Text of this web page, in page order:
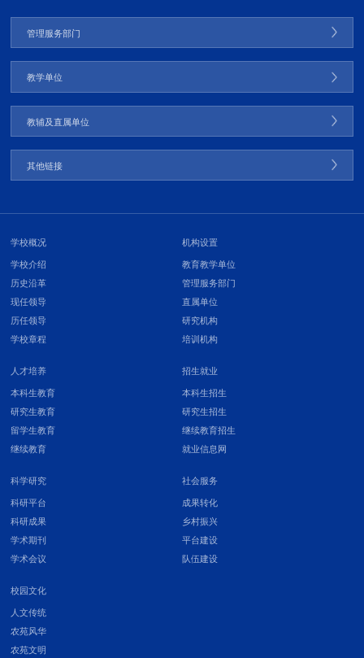
管理服务部门
教学单位
教辅及直属单位
其他链接
学校概况
学校介绍
历史沿革
现任领导
历任领导
学校章程
机构设置
教育教学单位
管理服务部门
直属单位
研究机构
培训机构
人才培养
本科生教育
研究生教育
留学生教育
继续教育
招生就业
本科生招生
研究生招生
继续教育招生
就业信息网
科学研究
科研平台
科研成果
学术期刊
学术会议
社会服务
成果转化
乡村振兴
平台建设
队伍建设
校园文化
人文传统
农苑风华
农苑文明